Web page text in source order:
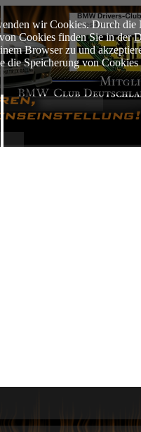
wir Cookies. Durch die
Cookies finden Sie in der
Browser zu und
die Speicherung von